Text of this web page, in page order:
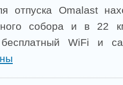
отпуска Omalast
собора и в 22
бесплатный WiFi и